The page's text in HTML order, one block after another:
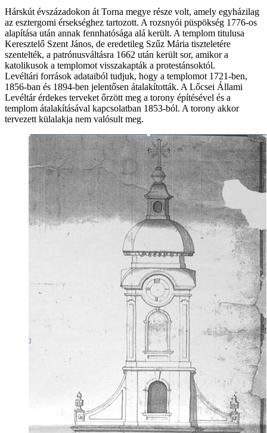
Hárskút évszázadokon át Torna megye része volt, amely egyházilag
az esztergomi érsekséghez tartozott. A rozsnyói püspökség 1776-os
alapítása után annak fennhatósága alá került. A templom titulusa
Keresztelő Szent János, de eredetileg Szűz Mária tiszteletére
szentelték, a patrónusváltásra 1662 után került sor, amikor a
katolikusok a templomot visszakapták a protestánsoktól.
Levéltári források adataiból tudjuk, hogy a templomot 1721-ben,
1856-ban és 1894-ben jelentősen átalakították. A Lőcsei Állami
Levéltár érdekes terveket őrzött meg a torony építésével és a
templom átalakításával kapcsolatban 1853-ból. A torony akkor
tervezett külalakja nem valósult meg.